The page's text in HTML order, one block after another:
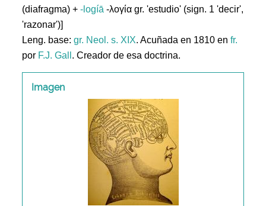
(diafragma) +-logíā -λογία gr. 'estudio' (sign. 1 'decir',
'razonar')]
Leng. base:gr. Neol. s. XIX. Acuñada en 1810 enfr.
por F.J. Gall . Creador de esa doctrina.
Imagen